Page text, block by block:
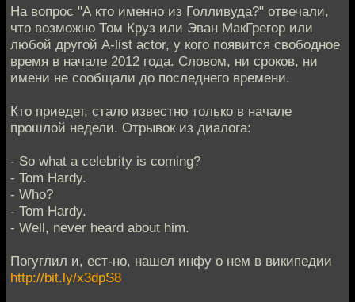
На вопрос "А кто именно из Голливуда?" отвечали,
что возможно Том Круз или Эван МакГрегор или
любой другой A-list actor, у кого появится свободное
время в начале 2012 года. Словом, ни сроков, ни
имени не сообщали до последнего времени.
Кто приедет, стало известно только в начале
прошлой недели. Отрывок из диалога:
- So what a celebrity is coming?
- Tom Hardy.
- Who?
- Tom Hardy.
- Well, never heard about him.
Погуглил и, ест-но, нашел инфу о нем в википедии
http://bit.ly/x3dpS8